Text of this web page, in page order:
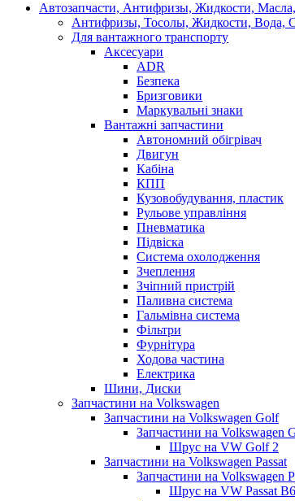
Автозапчасти, Антифризы, Жидкости,
Антифризы, Тосолы, Жидкости, Вода,
Для вантажного транспорту
Аксесуари
ADR
Безпека
Бризговики
Маркувальні знаки
Вантажні запчастини
Автономний обігрівач
Двигун
Кабіна
КПП
Кузовобудування, пластик
Рульове управління
Пневматика
Підвіска
Система охолодження
Зчеплення
Зчіпний пристрій
Паливна система
Гальмівна система
Фільтри
Фурнітура
Ходова частина
Електрика
Шини, Диски
Запчастини на Volkswagen
Запчастини на Volkswagen Golf
Запчастини на Volkswagen
Шрус на VW Golf 2
Запчастини на Volkswagen Passat
Запчастини на Volkswagen
Шрус на VW Passat B6